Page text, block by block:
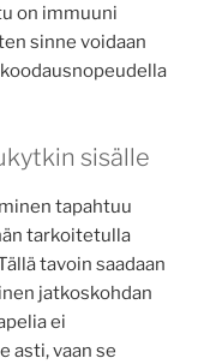
on immuuni
sinne voidaan
sisälle
tapahtuu
tarkoitetulla
tavoin saadaan
jatkoskohdan
ei
asti, vaan se